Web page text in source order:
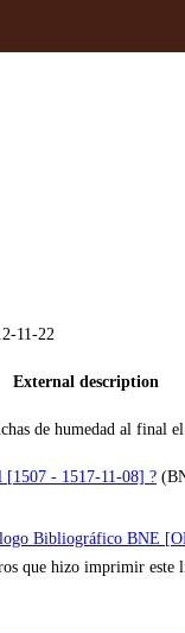
11-22
External description
de humedad al final
[1507 - 1517-11-08] ?
Bibliográfico BNE
que hizo imprimir